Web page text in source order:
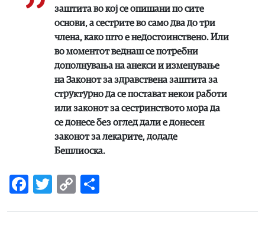
заштита во кој се опишани по сите
основи, а сестрите во само два до три
члена, како што е недостоинствено. Или
во моментот веднаш се потребни
дополнувања на анекси и изменување
на Законот за здравствена заштита за
структурно да се постават некои работи
или законот за сестринството мора да
се донесе без оглед дали е донесен
законот за лекарите, додаде
Бешлиоска.
Facebook
Twitter
Copy